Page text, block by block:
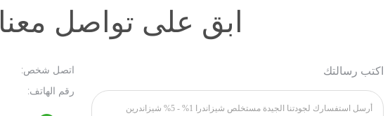
ابق على تواصل معنا
اتصل شخص:
رقم الهاتف:
اكتب رسالتك